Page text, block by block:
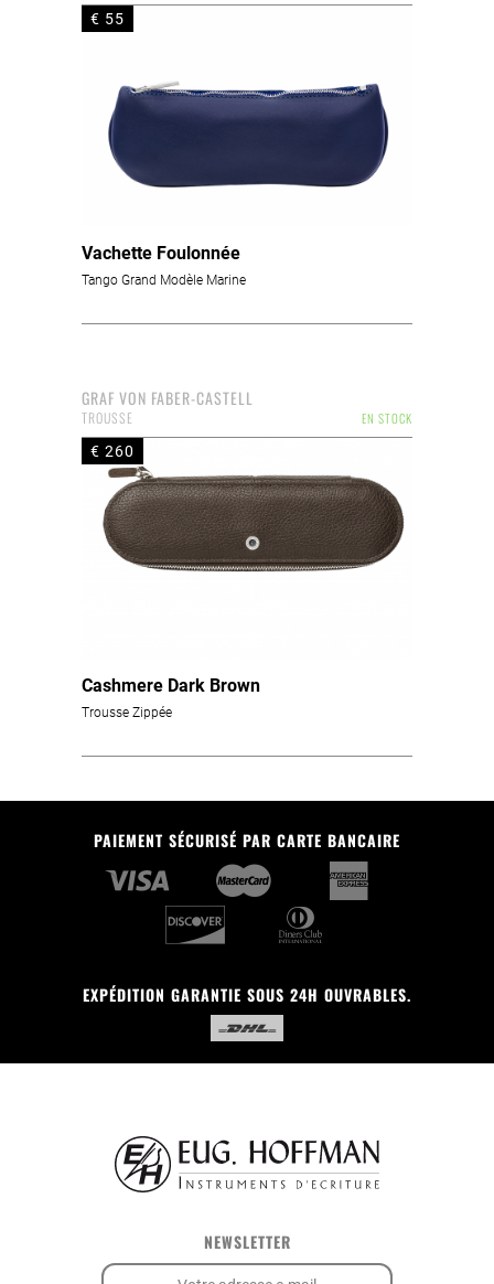
€ 55
Vachette Foulonnée
Tango Grand Modèle Marine
GRAF VON FABER-CASTELL
EN STOCK
TROUSSE
€ 260
Cashmere Dark Brown
Trousse Zippée
PAIEMENT SÉCURISÉ PAR CARTE BANCAIRE
EXPÉDITION GARANTIE SOUS 24H OUVRABLES.
NEWSLETTER